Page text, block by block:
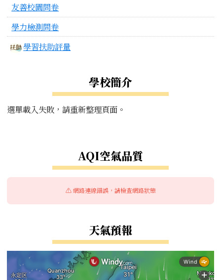
友善校園問卷
學力檢測問卷
學習扶助評量
學校簡介
選單載入失敗，請重新整理頁面。
AQI空氣品質
⚠️ 網路連線錯誤，請檢查網路狀態
天氣預報